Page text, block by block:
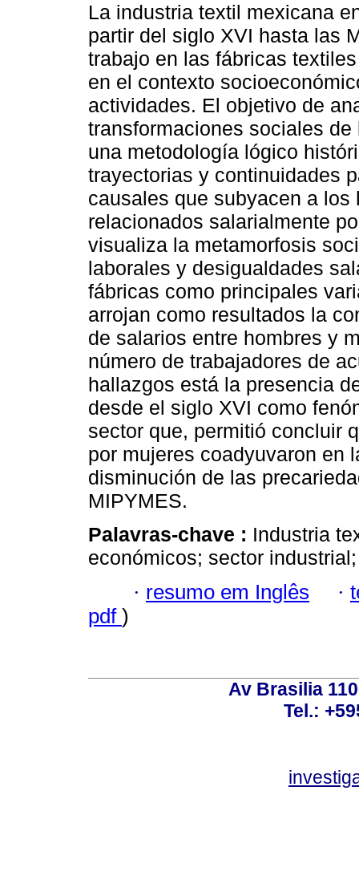
La industria textil mexicana
partir del siglo XVI hasta las
trabajo en las fábricas
en el contexto
actividades. El objetivo de
transformaciones sociales
una metodología lógico
trayectorias y continuidades
causales que subyacen a
relacionados salarialmente
visualiza la metamorfosis
laborales y desigualdades
fábricas como principales
arrojan como resultados la
de salarios entre hombres y
número de trabajadores de
hallazgos está la presencia
desde el siglo XVI como
sector que, permitió concluir
por mujeres coadyuvaron en
disminución de las
MIPYMES.
Palavras-chave : Industria
económicos; sector
· resumo em Inglês ·
pdf )
Av Brasilia
Tel.: